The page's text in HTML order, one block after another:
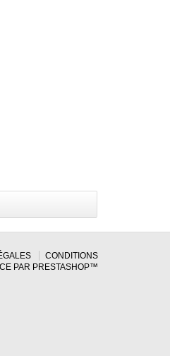
CONDITIONS
PAR PRESTASHOP™